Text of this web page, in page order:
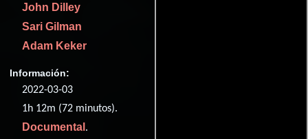
John Dilley
Sari Gilman
Adam Keker
Información:
2022-03-03
1h 12m (72 minutos).
Documental .